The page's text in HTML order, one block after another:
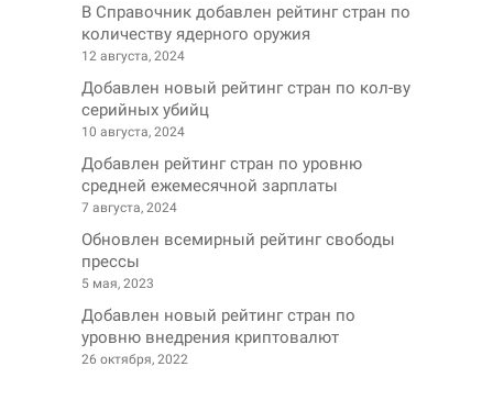
В Справочник добавлен рейтинг стран по
количеству ядерного оружия
12 августа, 2024
Добавлен новый рейтинг стран по кол-ву
серийных убийц
10 августа, 2024
Добавлен рейтинг стран по уровню
средней ежемесячной зарплаты
7 августа, 2024
Обновлен всемирный рейтинг свободы
прессы
5 мая, 2023
Добавлен новый рейтинг стран по
уровню внедрения криптовалют
26 октября, 2022